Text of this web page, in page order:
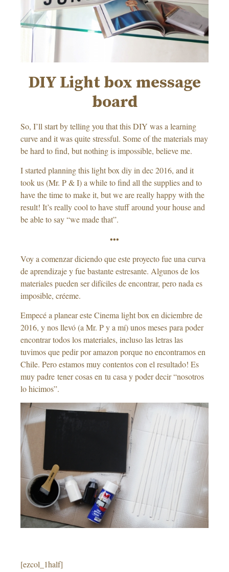
DIY Light box message
board
So, I’ll start by telling you that this DIY was a learning
curve and it was quite stressful. Some of the materials may
be hard to find, but nothing is impossible, believe me.
I started planning this light box diy in dec 2016, and it
took us (Mr. P & I) a while to find all the supplies and to
have the time to make it, but we are really happy with the
result! It’s really cool to have stuff around your house and
be able to say “we made that”.
•••
Voy a comenzar diciendo que este proyecto fue una curva
de aprendizaje y fue bastante estresante. Algunos de los
materiales pueden ser difíciles de encontrar, pero nada es
imposible, créeme.
Empecé a planear este Cinema light box en diciembre de
2016, y nos llevó (a Mr. P y a mí) unos meses para poder
encontrar todos los materiales, incluso las letras las
tuvimos que pedir por amazon porque no encontramos en
Chile. Pero estamos muy contentos con el resultado! Es
muy padre tener cosas en tu casa y poder decir “nosotros
lo hicimos”.
[ezcol_1half]